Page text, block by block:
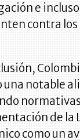
e
contra
una notable
de la
como un